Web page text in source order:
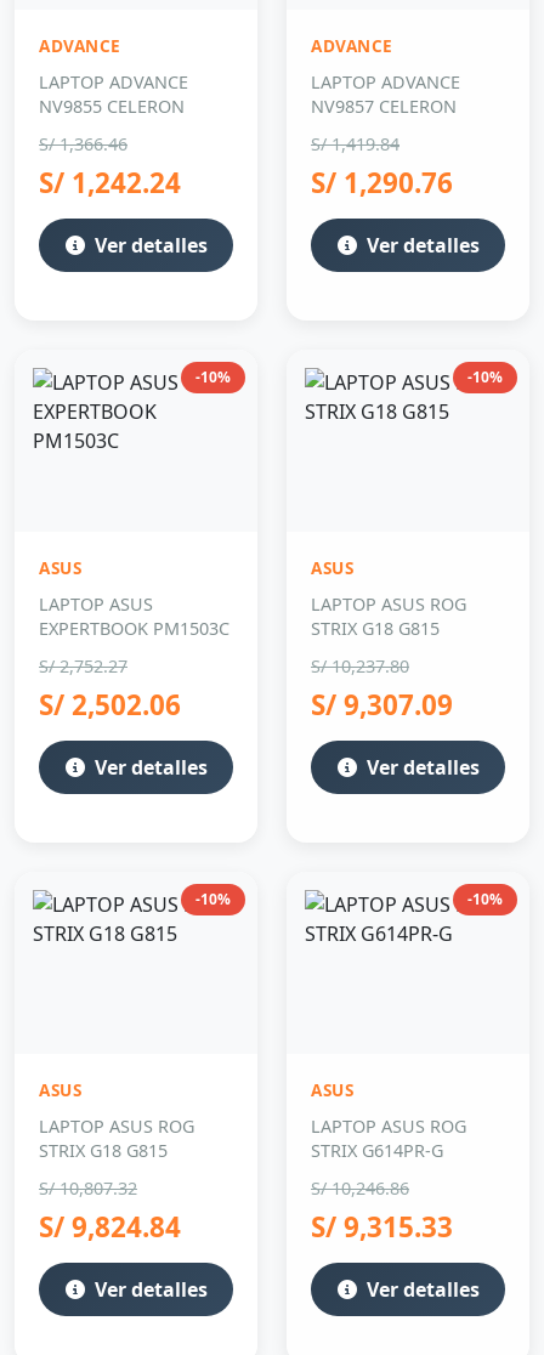
ADVANCE
LAPTOP ADVANCE
NV9855 CELERON
S/ 1,366.46
S/ 1,242.24
Ver detalles
ADVANCE
LAPTOP ADVANCE
NV9857 CELERON
S/ 1,419.84
S/ 1,290.76
Ver detalles
-10%
ASUS
LAPTOP ASUS
EXPERTBOOK PM1503C
S/ 2,752.27
S/ 2,502.06
Ver detalles
-10%
ASUS
LAPTOP ASUS ROG
STRIX G18 G815
S/ 10,237.80
S/ 9,307.09
Ver detalles
-10%
ASUS
LAPTOP ASUS ROG
STRIX G18 G815
S/ 10,807.32
S/ 9,824.84
Ver detalles
-10%
ASUS
LAPTOP ASUS ROG
STRIX G614PR-G
S/ 10,246.86
S/ 9,315.33
Ver detalles